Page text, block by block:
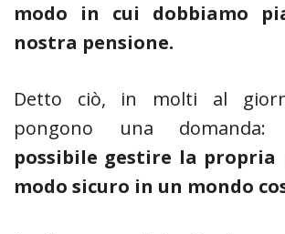
modo in cui dobbiamo
nostra pensione.
Detto ciò, in molti al
pongono una domanda:
possibile gestire la propria
modo sicuro in un mondo